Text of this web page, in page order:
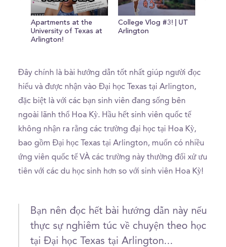
Apartments at the
University of Texas at
Arlington!
College Vlog #3! | UT
Arlington
Đây chính là bài hướng dẫn tốt nhất giúp người đọc
hiểu và được nhận vào Đại học Texas tại Arlington,
đặc biệt là với các bạn sinh viên đang sống bên
ngoài lãnh thổ Hoa Kỳ. Hầu hết sinh viên quốc tế
không nhận ra rằng các trường đại học tại Hoa Kỳ,
bao gồm Đại học Texas tại Arlington, muốn có nhiều
ứng viên quốc tế VÀ các trường này thường đối xử ưu
tiên với các du học sinh hơn so với sinh viên Hoa Kỳ!
Bạn nên đọc hết bài hướng dẫn này nếu
thực sự nghiêm túc về chuyện theo học
tại Đại học Texas tại Arlington...